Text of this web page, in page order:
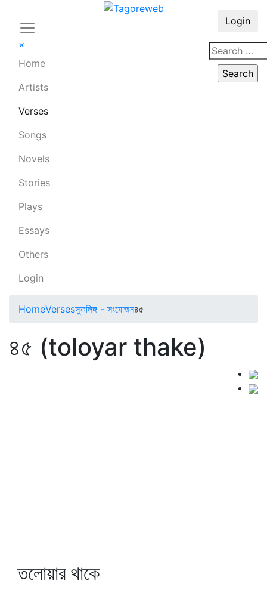
×
Home
Artists
Verses
Songs
Novels
Stories
Plays
Essays
Others
Login
Login
HomeVersesস্ফুলিঙ্গ - সংযোজন৪৫
৪৫ (toloyar thake)
তলোয়ার থাকে